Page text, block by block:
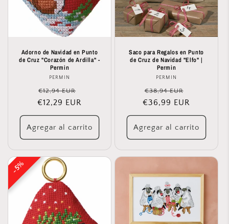
Adorno de Navidad en Punto
de Cruz "Corazón de Ardilla" -
Permin
Proveedor:
PERMIN
Precio
habitual
€12,94 EUR
de
oferta
€12,29 EUR
Agregar al carrito
Saco para Regalos en Punto
de Cruz de Navidad "Elfo" |
Permin
Proveedor:
PERMIN
Precio
habitual
€38,94 EUR
de
oferta
€36,99 EUR
Agregar al carrito
5%
5%